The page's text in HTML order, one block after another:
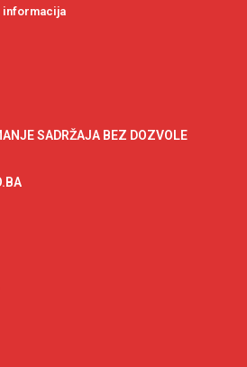
informacija
SADRŽAJA BEZ DOZVOLE